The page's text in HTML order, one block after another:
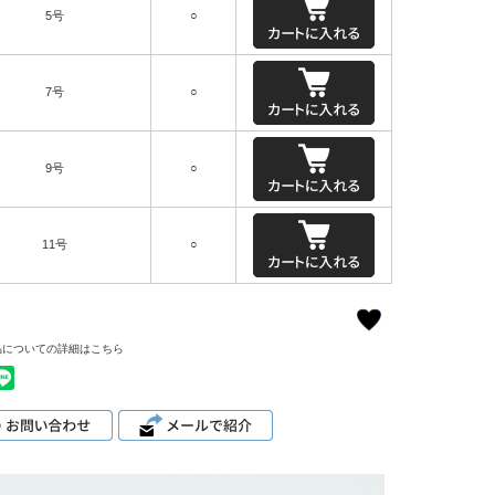
5号 ○
7号 ○
9号 ○
11号 ○
についての詳細はこちら